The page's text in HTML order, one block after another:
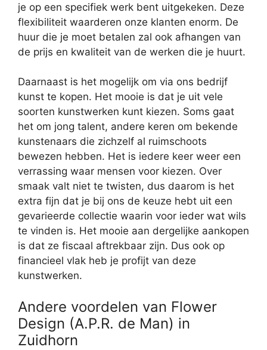
je op een specifiek werk bent uitgekeken. Deze
flexibiliteit waarderen onze klanten enorm. De
huur die je moet betalen zal ook afhangen van
de prijs en kwaliteit van de werken die je huurt.
Daarnaast is het mogelijk om via ons bedrijf
kunst te kopen. Het mooie is dat je uit vele
soorten kunstwerken kunt kiezen. Soms gaat
het om jong talent, andere keren om bekende
kunstenaars die zichzelf al ruimschoots
bewezen hebben. Het is iedere keer weer een
verrassing waar mensen voor kiezen. Over
smaak valt niet te twisten, dus daarom is het
extra fijn dat je bij ons de keuze hebt uit een
gevarieerde collectie waarin voor ieder wat wils
te vinden is. Het mooie aan dergelijke aankopen
is dat ze fiscaal aftrekbaar zijn. Dus ook op
financieel vlak heb je profijt van deze
kunstwerken.
Andere voordelen van Flower
Design (A.P.R. de Man) in
Zuidhorn